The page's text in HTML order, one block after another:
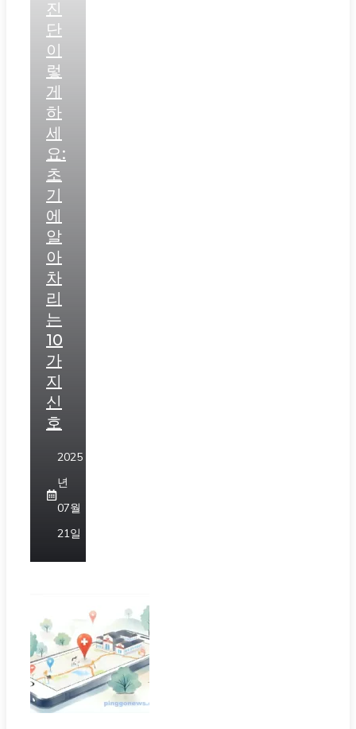
진
단
이
렇
게
하
세
요:
초
기
에
알
아
차
리
는
10
가
지
신
호
2025
년
07월
21일